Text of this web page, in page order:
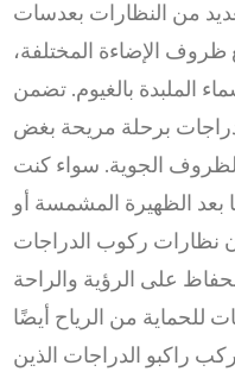
من النظارات بعدسات
ظروف الإضاءة المختلفة،
الملبدة بالغيوم. تضمن
برحلة مريحة بغض
الجوية. سواء كنت
بعد الظهيرة المشمسة أو
نظارات ركوب الدراجات
للحماية من الرياح أيضًا
راكبو الدراجات الذين